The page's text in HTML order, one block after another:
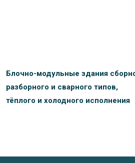
Блочно-модульные здания
разборного и сварного типов,
тёплого и холодного исполнения